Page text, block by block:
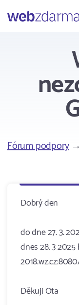
Webzdarma
Fórum podpory→
Dobrý den
do dne 27. 3.
dnes 28. 3
Děkuji Ota